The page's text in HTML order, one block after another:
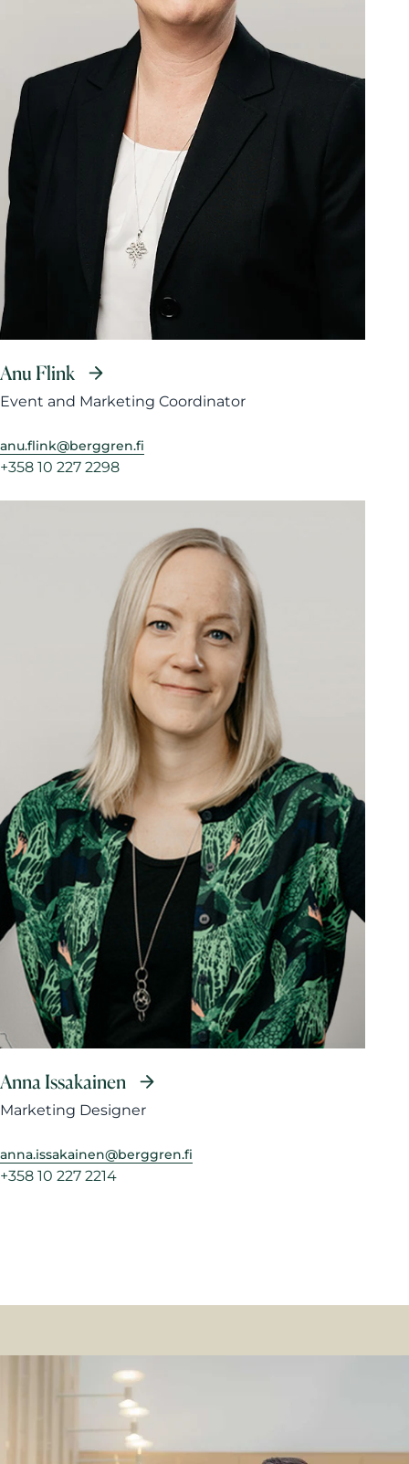
Anu Flink
Event and Marketing Coordinator
anu.flink@berggren.fi
+358 10 227 2298
Anna Issakainen
Marketing Designer
anna.issakainen@berggren.fi
+358 10 227 2214